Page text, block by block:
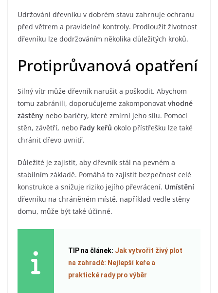
Udržování dřevníku v dobrém stavu zahrnuje ochranu
před větrem a pravidelné kontroly. Prodloužit životnost
dřevníku lze dodržováním několika důležitých kroků.
Protiprůvanová opatření
Silný vítr může dřevník narušit a poškodit. Abychom
tomu zabránili, doporučujeme zakomponovat vhodné
zástěny nebo bariéry, které zmírní jeho sílu. Pomocí
stěn, závětří, nebo řady keřů okolo přístřešku lze také
chránit dřevo uvnitř.
Důležité je zajistit, aby dřevník stál na pevném a
stabilním základě. Pomáhá to zajistit bezpečnost celé
konstrukce a snižuje riziko jejího převrácení. Umístění
dřevníku na chráněném místě, například vedle stěny
domu, může být také účinné.
TIP na článek: Jak vytvořit živý plot
na zahradě: Nejlepší keře a
praktické rady pro výběr